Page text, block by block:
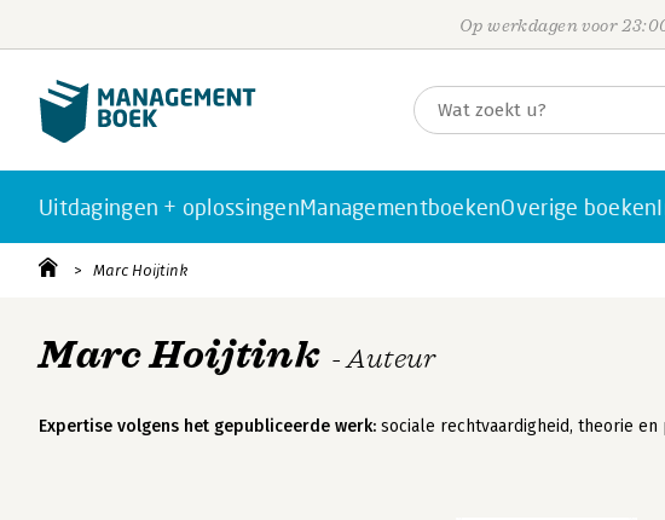
Op werkdagen voor
Uitdagingen + oplossingenManagementboekenOverige boeken
Marc Hoijtink
Marc Hoijtink - Auteur
Expertise volgens het gepubliceerde werk: sociale rechtvaardigheid, theorie